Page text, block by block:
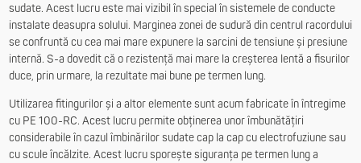
sudate. Acest lucru este mai vizibil în special în sistemele de conducte
instalate deasupra solului. Marginea zonei de sudură din centrul racordului
se confruntă cu cea mai mare expunere la sarcini de tensiune și presiune
internă. S-a dovedit că o rezistență mai mare la creșterea lentă a fisurilor
duce, prin urmare, la rezultate mai bune pe termen lung.
Utilizarea fitingurilor și a altor elemente sunt acum fabricate în întregime
cu PE 100-RC. Acest lucru permite obținerea unor îmbunătățiri
considerabile în cazul îmbinărilor sudate cap la cap cu electrofuziune sau
cu scule încălzite. Acest lucru sporește siguranța pe termen lung a